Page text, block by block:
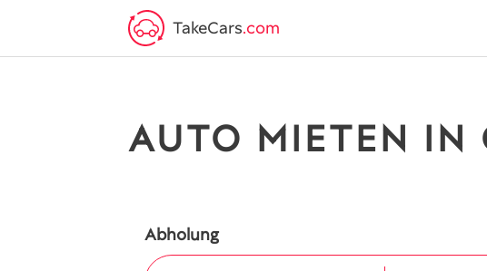
TakeCars.com
AUTO MIETEN IN
Abholung